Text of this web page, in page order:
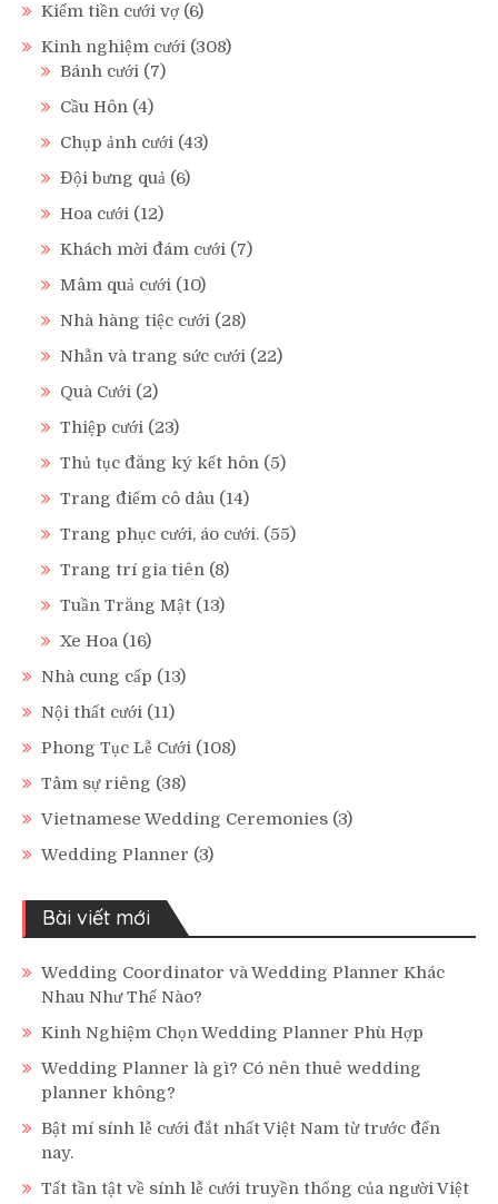
Kiếm tiền cưới vợ (6)
Kinh nghiệm cưới (308)
Bánh cưới (7)
Cầu Hôn (4)
Chụp ảnh cưới (43)
Đội bưng quả (6)
Hoa cưới (12)
Khách mời đám cưới (7)
Mâm quả cưới (10)
Nhà hàng tiệc cưới (28)
Nhẫn và trang sức cưới (22)
Quà Cưới (2)
Thiệp cưới (23)
Thủ tục đăng ký kết hôn (5)
Trang điểm cô dâu (14)
Trang phục cưới, áo cưới. (55)
Trang trí gia tiên (8)
Tuần Trăng Mật (13)
Xe Hoa (16)
Nhà cung cấp (13)
Nội thất cưới (11)
Phong Tục Lễ Cưới (108)
Tâm sự riêng (38)
Vietnamese Wedding Ceremonies (3)
Wedding Planner (3)
Bài viết mới
Wedding Coordinator và Wedding Planner Khác
Nhau Như Thế Nào?
Kinh Nghiệm Chọn Wedding Planner Phù Hợp
Wedding Planner là gì? Có nên thuê wedding
planner không?
Bật mí sính lễ cưới đắt nhất Việt Nam từ trước đến
nay.
Tất tần tật về sính lễ cưới truyền thống của người Việt